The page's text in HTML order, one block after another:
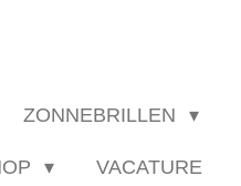
ZONNEBRILLEN
VACATURE